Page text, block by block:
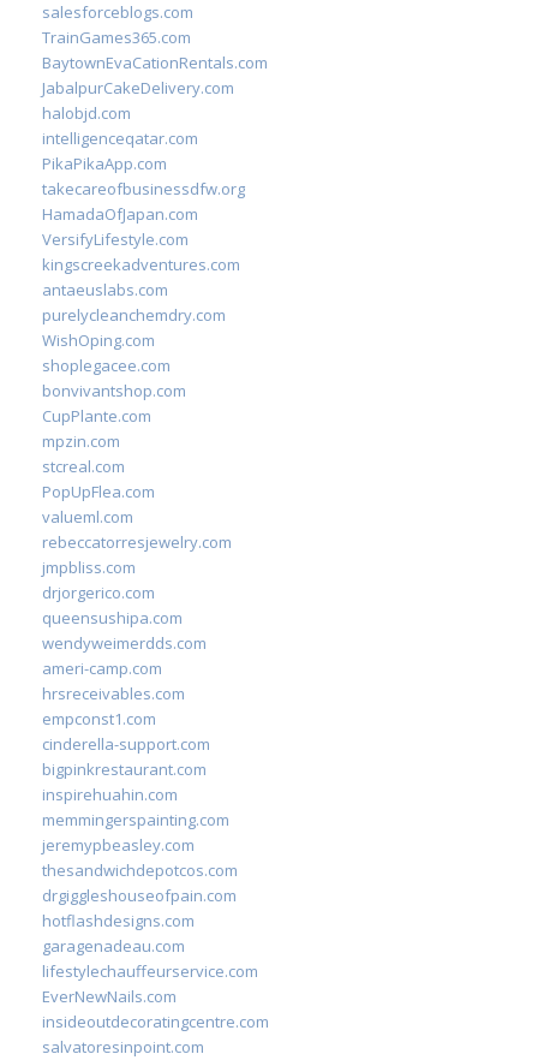
salesforceblogs.com
TrainGames365.com
BaytownEvaCationRentals.com
JabalpurCakeDelivery.com
halobjd.com
intelligenceqatar.com
PikaPikaApp.com
takecareofbusinessdfw.org
HamadaOfJapan.com
VersifyLifestyle.com
kingscreekadventures.com
antaeuslabs.com
purelycleanchemdry.com
WishOping.com
shoplegacee.com
bonvivantshop.com
CupPlante.com
mpzin.com
stcreal.com
PopUpFlea.com
valueml.com
rebeccatorresjewelry.com
jmpbliss.com
drjorgerico.com
queensushipa.com
wendyweimerdds.com
ameri-camp.com
hrsreceivables.com
empconst1.com
cinderella-support.com
bigpinkrestaurant.com
inspirehuahin.com
memmingerspainting.com
jeremypbeasley.com
thesandwichdepotcos.com
drgiggleshouseofpain.com
hotflashdesigns.com
garagenadeau.com
lifestylechauffeurservice.com
EverNewNails.com
insideoutdecoratingcentre.com
salvatoresinpoint.com